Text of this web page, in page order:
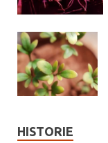
HISTORIE